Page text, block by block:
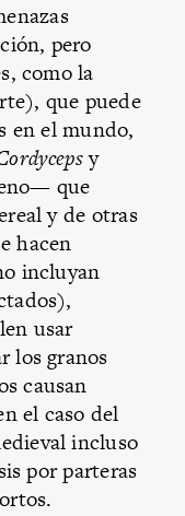
pero
como la
que puede
en el mundo,
y
que
y de otras
hacen
incluyan
usar
los granos
causan
el caso del
incluso
por parteras